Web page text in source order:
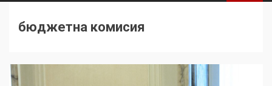
бюджетна комисия